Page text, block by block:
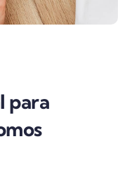
para